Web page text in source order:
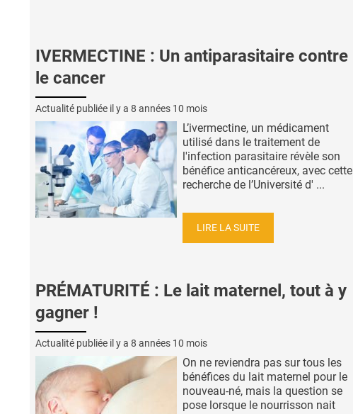
IVERMECTINE : Un antiparasitaire contre
le cancer
Actualité publiée il y a 8 années 10 mois
L’ivermectine, un médicament
utilisé dans le traitement de
l'infection parasitaire révèle son
bénéfice anticancéreux, avec cette
recherche de l’Université d' ...
LIRE LA SUITE
PRÉMATURITÉ : Le lait maternel, tout à y
gagner !
Actualité publiée il y a 8 années 10 mois
On ne reviendra pas sur tous les
bénéfices du lait maternel pour le
nouveau-né, mais la question se
pose lorsque le nourrisson nait